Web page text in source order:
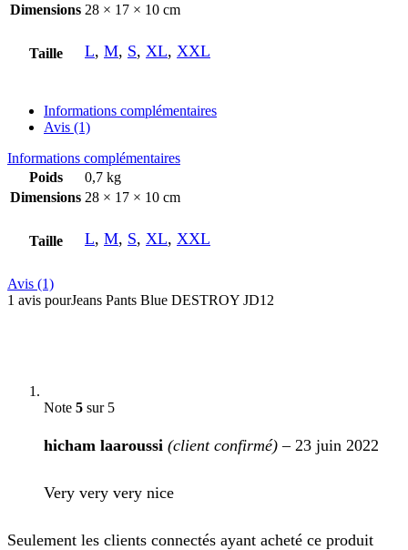
Dimensions 28 × 17 × 10 cm
Taille L, M, S, XL, XXL
Informations complémentaires
Avis (1)
Informations complémentaires
Poids
0,7 kg
Dimensions 28 × 17 × 10 cm
Taille L, M, S, XL, XXL
Avis (1)
1 avis pourJeans Pants Blue DESTROY JD12
Note 5 sur 5
hicham laaroussi (client confirmé) – 23 juin 2022
Very very very nice
Seulement les clients connectés ayant acheté ce produit